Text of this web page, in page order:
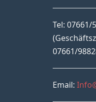
Tel: 07661/
07661/
Email: